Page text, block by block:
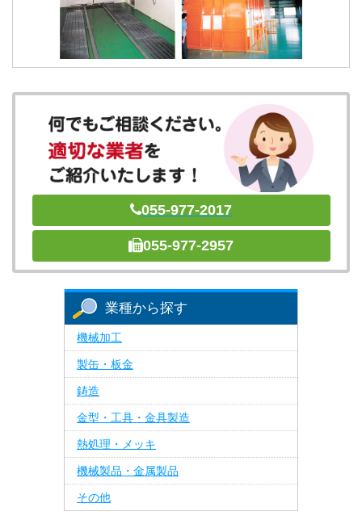
055-977-2017
055-977-2957
業種から探す
機械加工
製缶・板金
鋳造
金型・工具・金具製造
熱処理・メッキ
機械製品・金属製品
その他